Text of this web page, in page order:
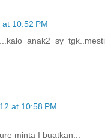
10:52 PM
anak2 sy tgk..mesti
at 10:58 PM
minta I buatkan...